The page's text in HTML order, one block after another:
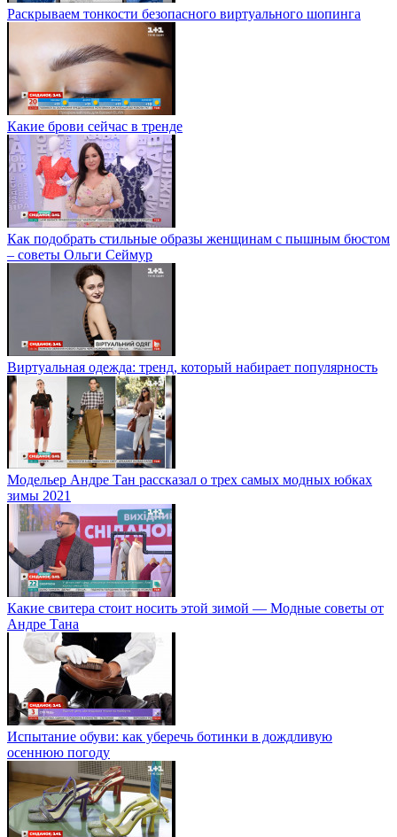
Раскрываем тонкости безопасного виртуального шопинга
Какие брови сейчас в тренде
Как подобрать стильные образы женщинам с пышным бюстом
– советы Ольги Сеймур
Виртуальная одежда: тренд, который набирает популярность
Модельер Андре Тан рассказал о трех самых модных юбках
зимы 2021
Какие свитера стоит носить этой зимой — Модные советы от
Андре Тана
Испытание обуви: как уберечь ботинки в дождливую
осеннюю погоду